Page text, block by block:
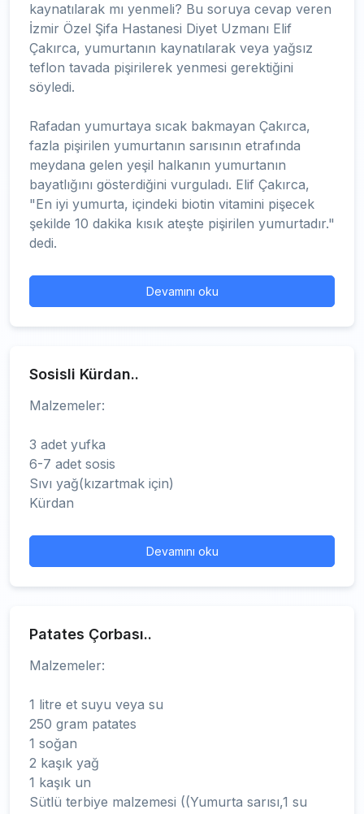
kaynatılarak mı yenmeli? Bu soruya cevap veren
İzmir Özel Şifa Hastanesi Diyet Uzmanı Elif
Çakırca, yumurtanın kaynatılarak veya yağsız
teflon tavada pişirilerek yenmesi gerektiğini
söyledi.
Rafadan yumurtaya sıcak bakmayan Çakırca,
fazla pişirilen yumurtanın sarısının etrafında
meydana gelen yeşil halkanın yumurtanın
bayatlığını gösterdiğini vurguladı. Elif Çakırca,
"En iyi yumurta, içindeki biotin vitamini pişecek
şekilde 10 dakika kısık ateşte pişirilen yumurtadır."
dedi.
Devamını oku
Sosisli Kürdan..
Malzemeler:
3 adet yufka
6-7 adet sosis
Sıvı yağ(kızartmak için)
Kürdan
Devamını oku
Patates Çorbası..
Malzemeler:
1 litre et suyu veya su
250 gram patates
1 soğan
2 kaşık yağ
1 kaşık un
Sütlü terbiye malzemesi ((Yumurta sarısı,1 su